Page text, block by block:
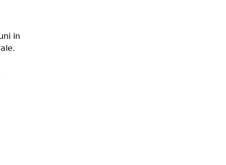
in
teatrului municipal maior gh. pastia